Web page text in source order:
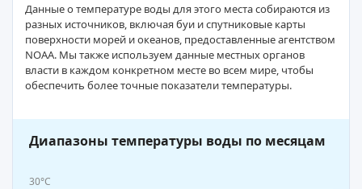
Данные о температуре воды для этого места собираются из
разных источников, включая буи и спутниковые карты
поверхности морей и океанов, предоставленные агентством
NOAA. Мы также используем данные местных органов
власти в каждом конкретном месте во всем мире, чтобы
обеспечить более точные показатели температуры.
Диапазоны температуры воды по месяцам
30°C